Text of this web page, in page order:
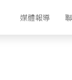
媒體報導